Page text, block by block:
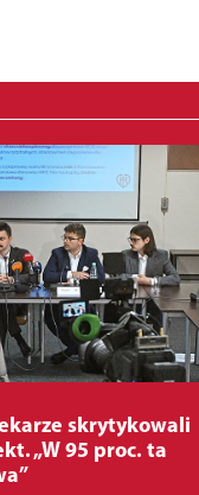
skrytykowali
„W 95 proc. ta